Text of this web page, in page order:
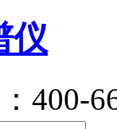
仪
400-